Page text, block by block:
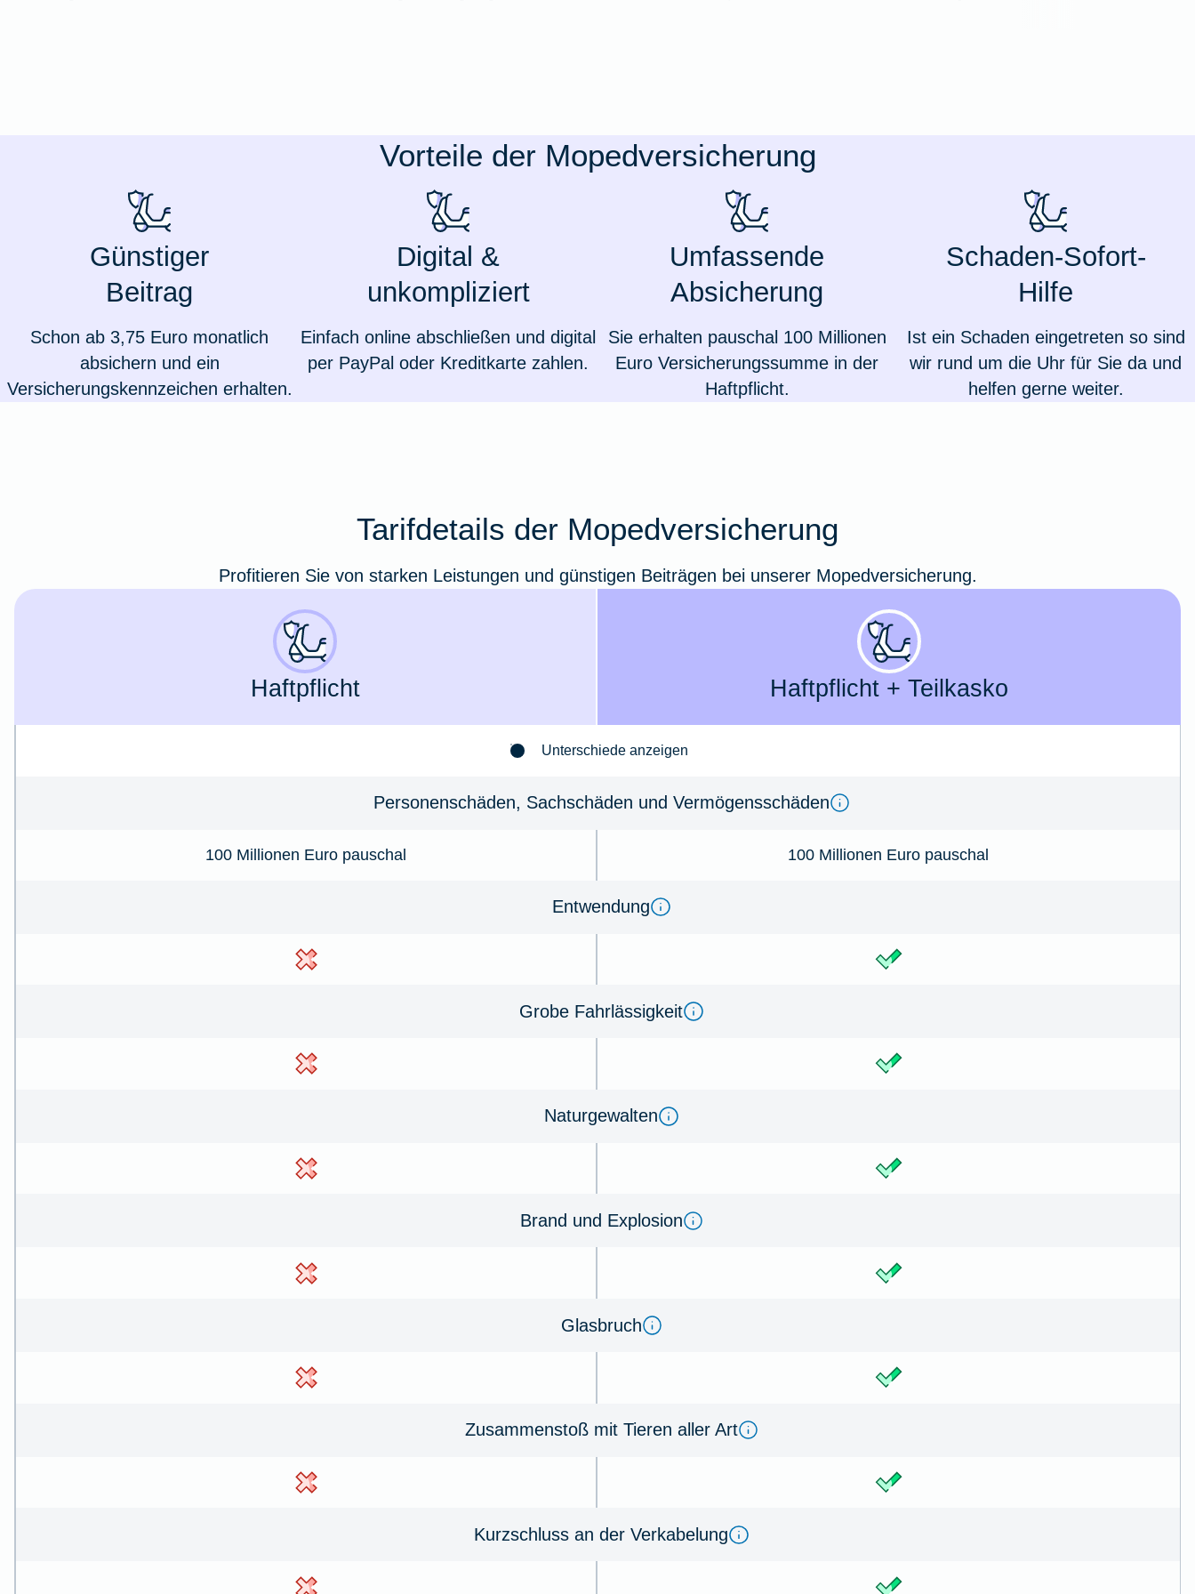
Zur Produktübersicht
Weil du wichtig bist
Vorteile der Mopedversicherung
Günstiger
Beitrag
Schon ab 3,75 Euro monatlich
absichern und ein
Versicherungskennzeichen erhalten.
Digital &
unkompliziert
Einfach online abschließen und digital
per PayPal oder Kreditkarte zahlen.
Umfassende
Absicherung
Sie erhalten pauschal 100 Millionen
Euro Versicherungssumme in der
Haftpflicht.
Schaden-Sofort-
Hilfe
Ist ein Schaden eingetreten so sind
wir rund um die Uhr für Sie da und
helfen gerne weiter.
Tarifdetails der Mopedversicherung
Profitieren Sie von starken Leistungen und günstigen Beiträgen bei unserer Mopedversicherung.
Haft­pflicht Haft­­pflicht + Teil­kasko
Unterschiede anzeigen
Per­so­nenschäden, Sachschäden und Ver­mögens­schä­den
100 Millionen Euro pauschal 100 Millionen Euro pauschal
Ent­wen­dung
Gro­be Fahr­lässig­keit
Na­tur­ge­wal­ten
Brand und Ex­plo­sion
Glas­bruch
Zu­sammen­stoß mit Tie­ren aller Art
Kurz­schluss an der Ver­kabe­lung